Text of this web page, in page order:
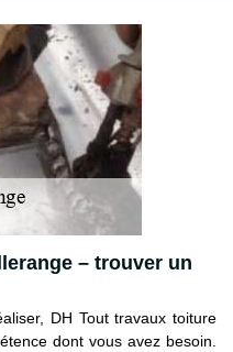
– trouver un
DH Tout travaux toiture
dont vous avez besoin.